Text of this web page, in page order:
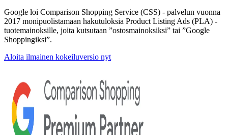
Google loi Comparison Shopping Service (CSS) - palvelun vuonna
2017 monipuolistamaan hakutuloksia Product Listing Ads (PLA) -
tuotemainoksille, joita kutsutaan ”ostosmainoksiksi” tai ”Google
Shoppingiksi”.
Aloita ilmainen kokeiluversio nyt